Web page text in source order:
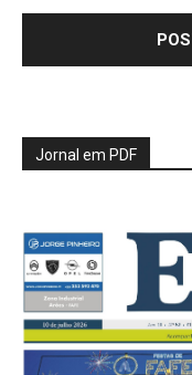
Jornal em PDF